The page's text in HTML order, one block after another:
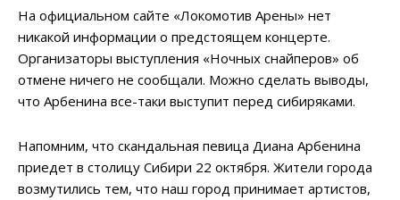
На официальном сайте «Локомотив Арены» нет
никакой информации о предстоящем концерте.
Организаторы выступления «Ночных снайперов» об
отмене ничего не сообщали. Можно сделать выводы,
что Арбенина все-таки выступит перед сибиряками.
Напомним, что скандальная певица Диана Арбенина
приедет в столицу Сибири 22 октября. Жители города
возмутились тем, что наш город принимает артистов,